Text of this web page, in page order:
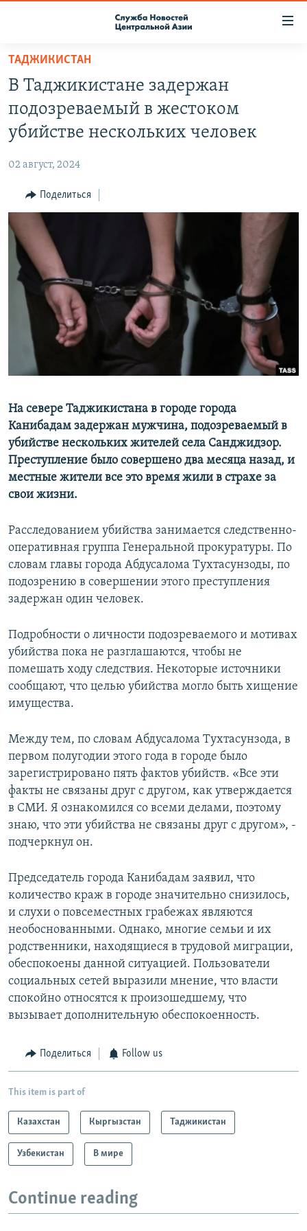
Вернуться
основному
содержанию
Вернутся
главной
навигации
Вернутся
поиску
ПОДПИСКА
КОНТАКТЫ
НАСТОЯЩЕЕ ВРЕМЯ
МИГРАНТ МЕДИА
ТАДЖИКИСТАН
В Таджикистане задержан
подозреваемый в жестоком
убийстве нескольких человек
02 август, 2024
Поделиться
На севере Таджикистана в городе города
Канибадам задержан мужчина, подозреваемый в
убийстве нескольких жителей села Санджидзор.
Преступление было совершено два месяца назад, и
местные жители все это время жили в страхе за
свои жизни.
Расследованием убийства занимается следственно-
оперативная группа Генеральной прокуратуры. По
словам главы города Абдусалома Тухтасунзоды, по
подозрению в совершении этого преступления
задержан один человек.
Подробности о личности подозреваемого и мотивах
убийства пока не разглашаются, чтобы не
помешать ходу следствия. Некоторые источники
сообщают, что целью убийства могло быть хищение
имущества.
Между тем, по словам Абдусалома Тухтасунзода, в
первом полугодии этого года в городе было
зарегистрировано пять фактов убийств. «Все эти
факты не связаны друг с другом, как утверждается
в СМИ. Я ознакомился со всеми делами, поэтому
знаю, что эти убийства не связаны друг с другом», -
подчеркнул он.
Председатель города Канибадам заявил, что
количество краж в городе значительно снизилось,
и слухи о повсеместных грабежах являются
необоснованными. Однако, многие семьи и их
родственники, находящиеся в трудовой миграции,
обеспокоены данной ситуацией. Пользователи
социальных сетей выразили мнение, что власти
спокойно относятся к произошедшему, что
вызывает дополнительную обеспокоенность.
Поделиться Follow us
This item is part of
Казахстан Кыргызстан Таджикистан
Узбекистан В мире
Continue reading